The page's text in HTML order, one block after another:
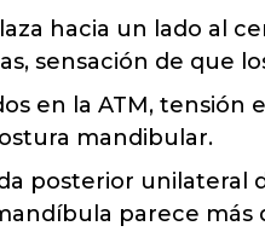
hacia un lado al
sensación de que
en la ATM, tensión
mandibular.
posterior unilateral
parece